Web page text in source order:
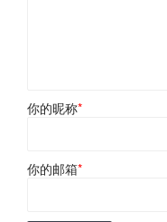
你的昵称*
你的邮箱*